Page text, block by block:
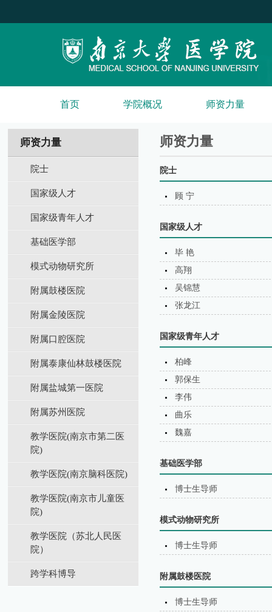
首页 学院概况 师资力量
师资力量
院士
国家级人才
国家级青年人才
基础医学部
模式动物研究所
附属鼓楼医院
附属金陵医院
附属口腔医院
附属泰康仙林鼓楼医院
附属盐城第⼀医院
附属苏州医院
教学医院(南京市第二医
院)
教学医院(南京脑科医院)
教学医院(南京市儿童医
院)
教学医院（苏北⼈⺠医
院）
跨学科博导
师资力量
院士
顾 宁
国家级人才
毕 艳
高翔
吴锦慧
张龙江
国家级青年人才
柏峰
郭保生
李伟
曲乐
魏嘉
基础医学部
博士生导师
模式动物研究所
博士生导师
附属鼓楼医院
博士生导师